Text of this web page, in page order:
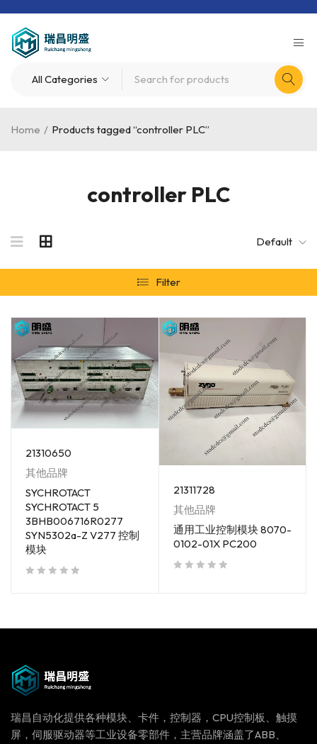
controller PLC
Home / Products tagged “controller PLC”
Default
Filter
21310650
其他品牌
SYCHROTACT
SYCHROTACT 5
3BHB006716R0277
SYN5302a-Z V277 控制
模块
21311728
其他品牌
通用工业控制模块 8070-
0102-01X PC200
瑞昌自动化提供各种模块、卡件，控制器，CPU控制板、触摸
屏，伺服驱动器等工业设备零部件，主营品牌涵盖了ABB、